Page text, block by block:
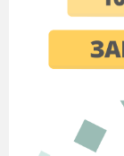
натуральні
від 1 до
число, яке